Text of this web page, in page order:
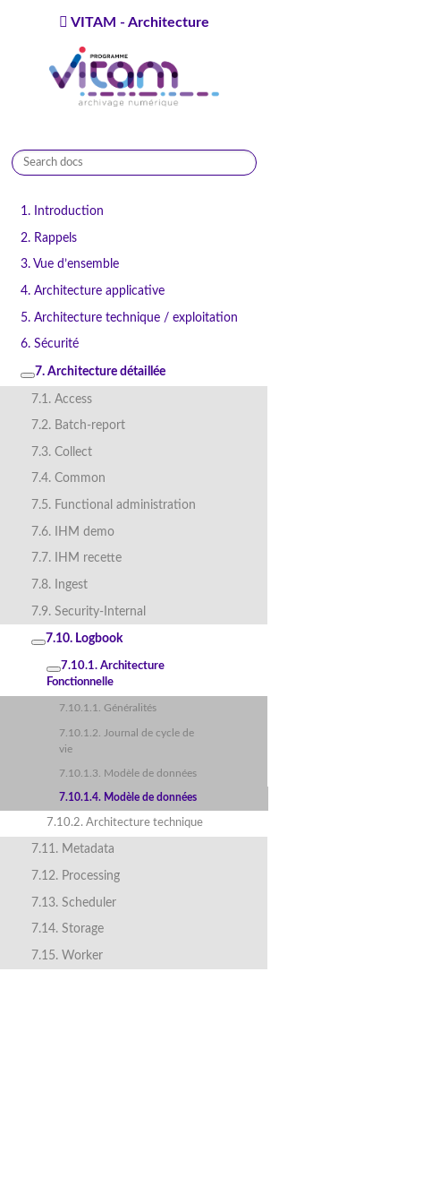
VITAM - Architecture
1. Introduction
2. Rappels
3. Vue d’ensemble
4. Architecture applicative
5. Architecture technique / exploitation
6. Sécurité
7. Architecture détaillée
7.1. Access
7.2. Batch-report
7.3. Collect
7.4. Common
7.5. Functional administration
7.6. IHM demo
7.7. IHM recette
7.8. Ingest
7.9. Security-Internal
7.10. Logbook
7.10.1. Architecture
Fonctionnelle
7.10.1.1. Généralités
7.10.1.2. Journal de cycle de
vie
7.10.1.3. Modèle de données
7.10.1.4. Modèle de données
7.10.2. Architecture technique
7.11. Metadata
7.12. Processing
7.13. Scheduler
7.14. Storage
7.15. Worker